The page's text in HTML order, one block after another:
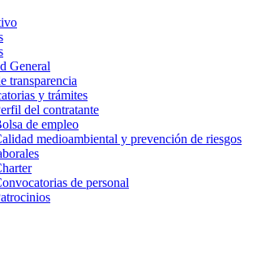
General
transparencia
y trámites
del contratante
de empleo
medioambiental y prevención de riesgos
de personal